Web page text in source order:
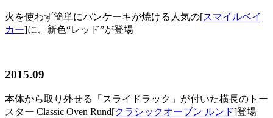
火を使わず簡単にパンケーキが焼ける人気の[スマイルベイ
カー]に、新色“レッド”が登場
2015.09
本体から取り外せる「スライドラック」が付いた横長のトー
スター Classic Oven Rund[クラシックオーブン ルンド]登場